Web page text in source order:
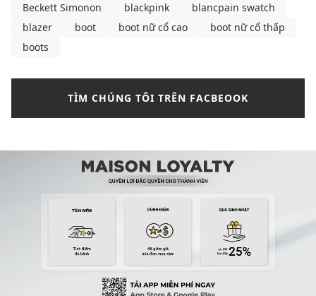
Beckett Simonon
blackpink
blancpain swatch
blazer
boot boot nữ cổ cao
boot nữ cổ thấp
boots
TÌM CHÚNG TÔI TRÊN FACBEOOK